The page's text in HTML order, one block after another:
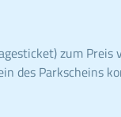
zum Preis
des Parkscheins